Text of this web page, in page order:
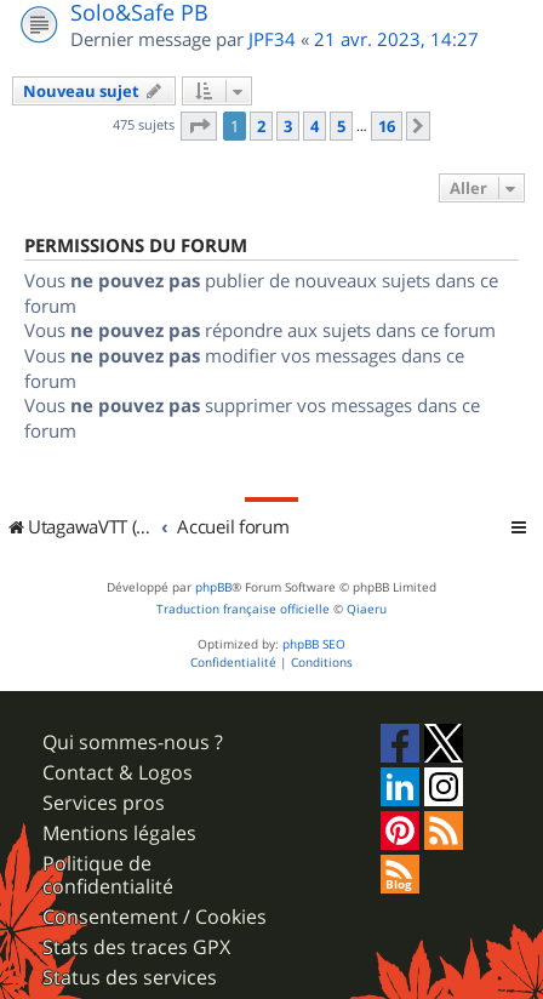
Solo&Safe PB
Dernier message par JPF34 « 21 avr. 2023, 14:27
Nouveau sujet
475 sujets Page 1sur
1 2 3 4 5 … 16
Aller
PERMISSIONS DU FORUM
Vous ne pouvez pas publier de nouveaux sujets dans ce
forum
Vous ne pouvez pas répondre aux sujets dans ce forum
Vous ne pouvez pas modifier vos messages dans ce
forum
Vous ne pouvez pas supprimer vos messages dans ce
forum
UtagawaVTT (Randos VTT et VTTAE avec traces GPS) Accueil forum
Développé par phpBB® Forum Software © phpBB Limited
Traduction française officielle © Qiaeru
Optimized by: phpBB SEO
Confidentialité | Conditions
Qui sommes-nous ?
Contact & Logos
Services pros
Mentions légales
Politique de
confidentialité
Consentement / Cookies
Stats des traces GPX
Status des services